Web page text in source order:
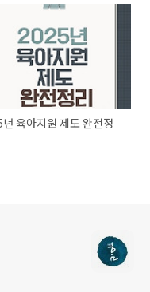
육아지원 제도 완전정